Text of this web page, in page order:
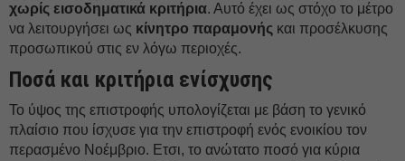
χωρίς εισοδηματικά κριτήρια. Αυτό έχει ως στόχο το μέτρο
να λειτουργήσει ως κίνητρο παραμονής και προσέλκυσης
προσωπικού στις εν λόγω περιοχές.
Ποσά και κριτήρια ενίσχυσης
Το ύψος της επιστροφής υπολογίζεται με βάση το γενικό
πλαίσιο που ίσχυσε για την επιστροφή ενός ενοικίου τον
περασμένο Νοέμβριο. Ετσι, το ανώτατο ποσό για κύρια